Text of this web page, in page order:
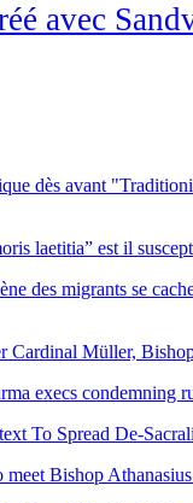
avec
dès avant
laetitia” est il
des migrants se
Müller,
execs condemning
To Spread De-
Bishop